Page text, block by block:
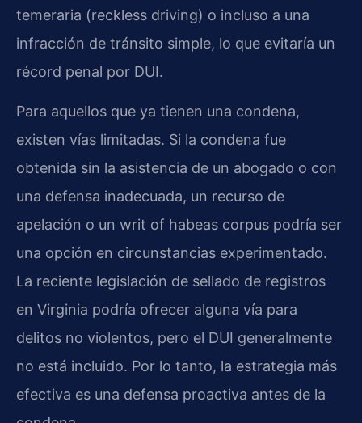
temeraria (reckless driving) o incluso a una
infracción de tránsito simple, lo que evitaría un
récord penal por DUI.
Para aquellos que ya tienen una condena,
existen vías limitadas. Si la condena fue
obtenida sin la asistencia de un abogado o con
una defensa inadecuada, un recurso de
apelación o un writ of habeas corpus podría ser
una opción en circunstancias experimentado.
La reciente legislación de sellado de registros
en Virginia podría ofrecer alguna vía para
delitos no violentos, pero el DUI generalmente
no está incluido. Por lo tanto, la estrategia más
efectiva es una defensa proactiva antes de la